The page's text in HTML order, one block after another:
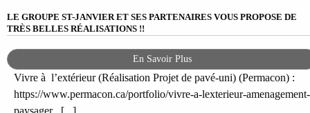
LE GROUPE ST-JANVIER ET SES PARTENAIRES VOUS PROPOSE DE
TRÈS BELLES RÉALISATIONS !!
En Savoir Plus
Vivre à l’extérieur (Réalisation Projet de pavé-uni) (Permacon) :
https://www.permacon.ca/portfolio/vivre-a-lexterieur-amenagement-